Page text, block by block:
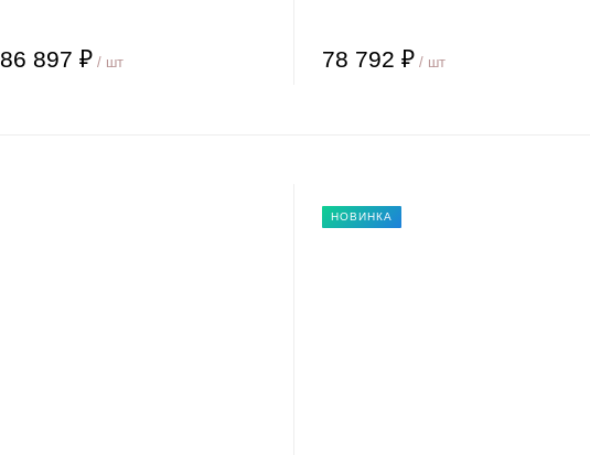
86 897 ₽ / шт 78 792 ₽/ шт
НОВИНКА